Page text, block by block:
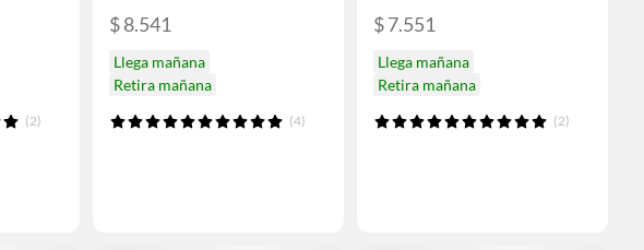
(2)
$ 8.541
Llega mañana
Retira mañana
(4)
$ 7.551
Llega mañana
Retira mañana
(2)